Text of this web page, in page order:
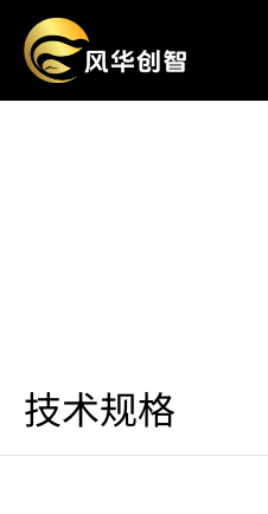
GR308S MAX
体机场景。
技术规格